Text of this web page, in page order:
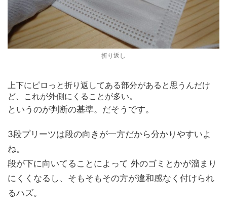
折り返し
上下にピロっと折り返してある部分があると思うんだけ
ど、これが外側にくることが多い。
というのが判断の基準。だそうです。
3段プリーツは段の向きが一方だから分かりやすいよ
ね。
段が下に向いてることによって 外のゴミとかが溜まり
にくくなるし、そもそもその方が違和感なく付けられ
るハズ。